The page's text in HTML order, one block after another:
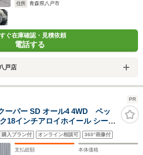
住所
青森県八戸市
ぐ在庫確認・見積依頼
電話する
戸店
PR
ーパー SD オール4 4WD ペッ
18インチアロイホイール シート
トセーフティ アダプティブクル
ビ バックカメラ ETC ドライブ
ドア
購入プラン付 オンライン相談可 360°画像付
支払総額 本体価格